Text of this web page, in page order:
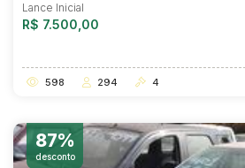
Lance Inicial
R$ 7.500,00
598 294 4
87%
desconto